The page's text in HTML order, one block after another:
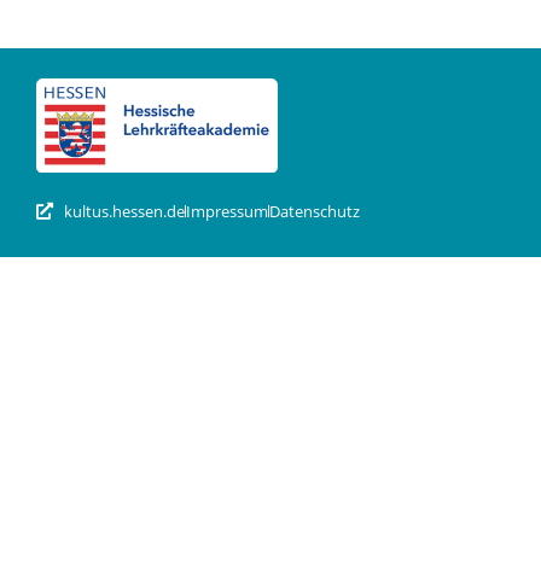
kultus.hessen.deImpressumDatenschutz